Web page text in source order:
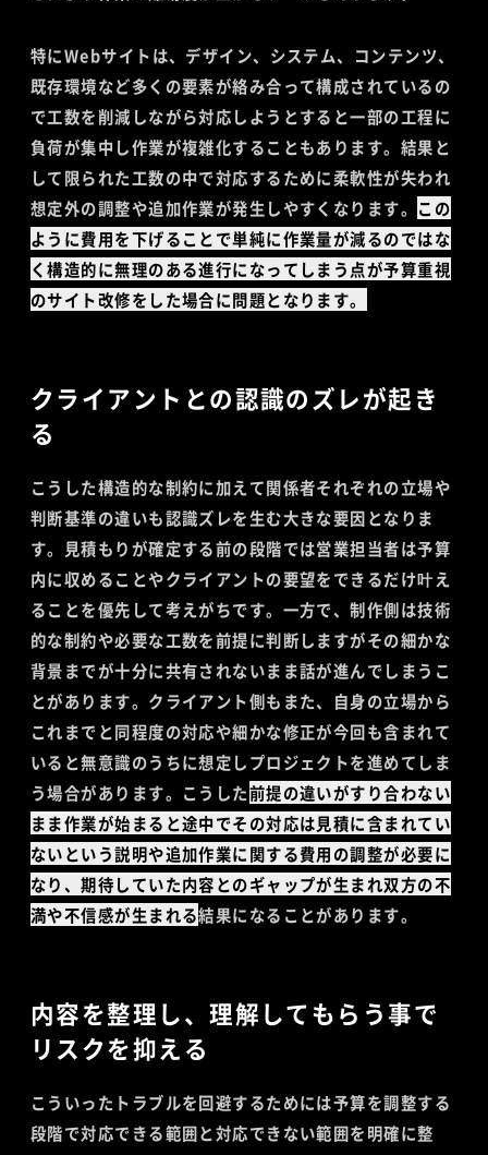
特にWebサイトは、デザイン、システム、コンテンツ、
既存環境など多くの要素が絡み合って構成されているの
で工数を削減しながら対応しようとすると一部の工程に
負荷が集中し作業が複雑化することもあります。結果と
して限られた工数の中で対応するために柔軟性が失われ
想定外の調整や追加作業が発生しやすくなります。 この
ように費用を下げることで単純に作業量が減るのではな
く構造的に無理のある進行になってしまう点が予算重視
のサイト改修をした場合に問題となります。
クライアントとの認識のズレが起き
る
こうした構造的な制約に加えて関係者それぞれの立場や
判断基準の違いも認識ズレを生む大きな要因となりま
す。見積もりが確定する前の段階では営業担当者は予算
内に収めることやクライアントの要望をできるだけ叶え
ることを優先して考えがちです。一方で、制作側は技術
的な制約や必要な工数を前提に判断しますがその細かな
背景までが十分に共有されないまま話が進んでしまうこ
とがあります。クライアント側もまた、自身の立場から
これまでと同程度の対応や細かな修正が今回も含まれて
いると無意識のうちに想定しプロジェクトを進めてしま
う場合があります。こうした前提の違いがすり合わない
まま作業が始まると途中でその対応は見積に含まれてい
ないという説明や追加作業に関する費用の調整が必要に
なり、期待していた内容とのギャップが生まれ双方の不
満や不信感が生まれる結果になることがあります。
内容を整理し、理解してもらう事で
リスクを抑える
こういったトラブルを回避するためには予算を調整する
段階で対応できる範囲と対応できない範囲を明確に整